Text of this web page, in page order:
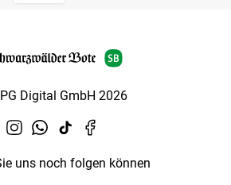
Digital GmbH 2026
uns noch folgen können